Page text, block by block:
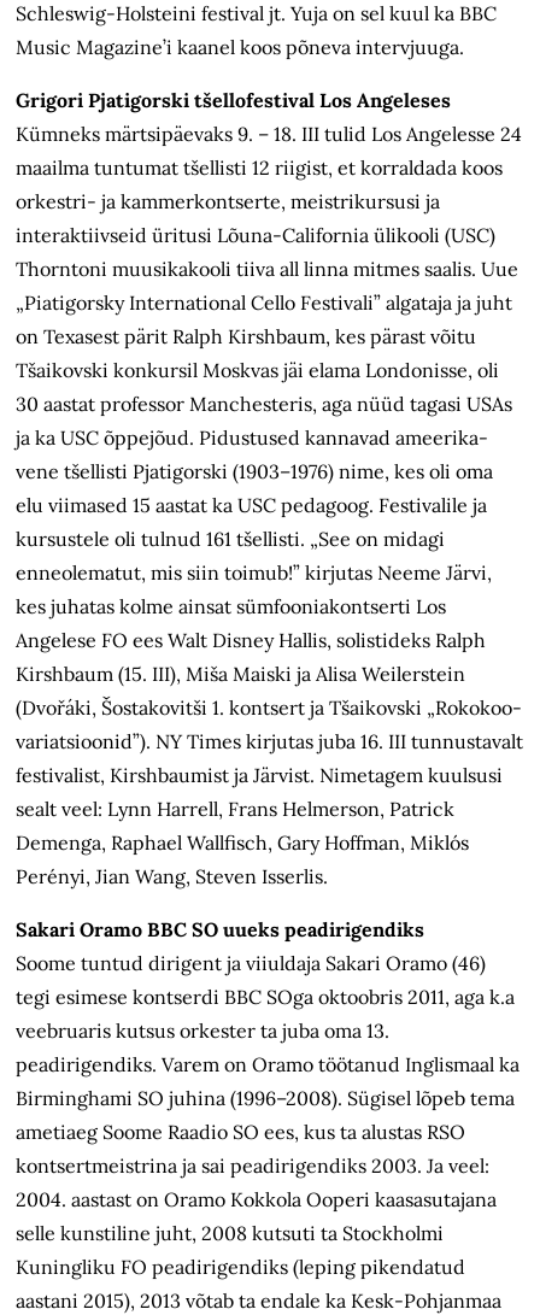
Schleswig-Holsteini festival jt. Yuja on sel kuul ka BBC
Music Magazine’i kaanel koos põneva intervjuuga.
Grigori Pjatigorski tšellofestival Los Angeleses
Kümneks märtsipäevaks 9. – 18. III tulid Los Angelesse 24
maailma tuntumat tšellisti 12 riigist, et korraldada koos
orkestri- ja kammerkontserte, meistrikursusi ja
interaktiivseid üritusi Lõuna-California ülikooli (USC)
Thorntoni muusikakooli tiiva all linna mitmes saalis. Uue
„Piatigorsky International Cello Festivali” algataja ja juht
on Texasest pärit Ralph Kirshbaum, kes pärast võitu
Tšaikovski konkursil Moskvas jäi elama Londonisse, oli
30 aastat professor Manchesteris, aga nüüd tagasi USAs
ja ka USC õppejõud. Pidustused kannavad ameerika-
vene tšellisti Pjatigorski (1903–1976) nime, kes oli oma
elu viimased 15 aastat ka USC pedagoog. Festivalile ja
kursustele oli tulnud 161 tšellisti. „See on midagi
enneolematut, mis siin toimub!” kirjutas Neeme Järvi,
kes juhatas kolme ainsat sümfooniakontserti Los
Angelese FO ees Walt Disney Hallis, solistideks Ralph
Kirshbaum (15. III), Miša Maiski ja Alisa Weilerstein
(Dvořáki, Šostakovitši 1. kontsert ja Tšaikovski „Rokokoo-
variatsioonid”). NY Times kirjutas juba 16. III tunnustavalt
festivalist, Kirshbaumist ja Järvist. Nimetagem kuulsusi
sealt veel: Lynn Harrell, Frans Helmerson, Patrick
Demenga, Raphael Wallfisch, Gary Hoffman, Miklós
Perényi, Jian Wang, Steven Isserlis.
Sakari Oramo BBC SO uueks peadirigendiks
Soome tuntud dirigent ja viiuldaja Sakari Oramo (46)
tegi esimese kontserdi BBC SOga oktoobris 2011, aga k.a
veebruaris kutsus orkester ta juba oma 13.
peadirigendiks. Varem on Oramo töötanud Inglismaal ka
Birminghami SO juhina (1996–2008). Sügisel lõpeb tema
ametiaeg Soome Raadio SO ees, kus ta alustas RSO
kontsertmeistrina ja sai peadirigendiks 2003. Ja veel:
2004. aastast on Oramo Kokkola Ooperi kaasasutajana
selle kunstiline juht, 2008 kutsuti ta Stockholmi
Kuningliku FO peadirigendiks (leping pikendatud
aastani 2015), 2013 võtab ta endale ka Kesk-Pohjanmaa